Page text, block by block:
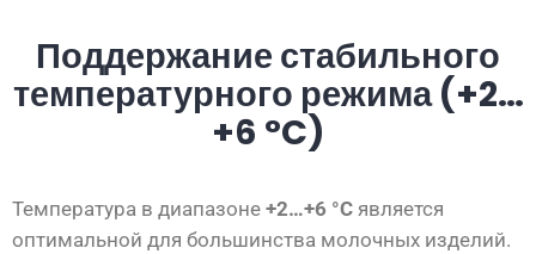
Поддержание стабильного
температурного режима (+2…
+6 °C)
Температура в диапазоне +2…+6 °C является
оптимальной для большинства молочных изделий.